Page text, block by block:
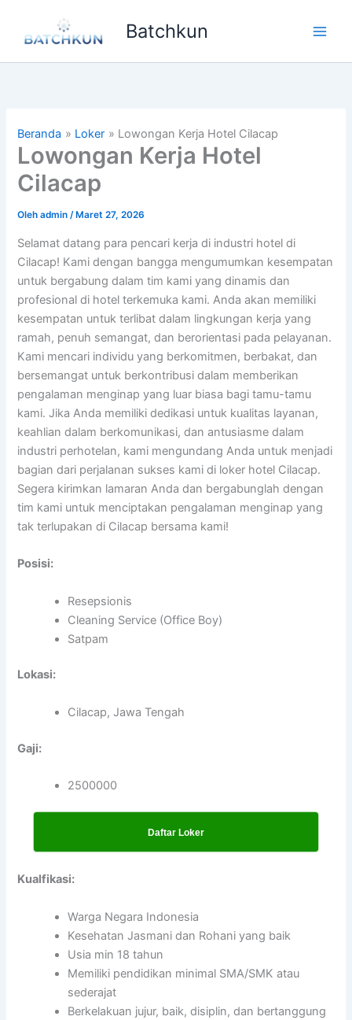
konten
Batchkun
Beranda Loker Lowongan Kerja Hotel Cilacap
Lowongan Kerja Hotel
Cilacap
Olehadmin/ Maret 27, 2026
Selamat datang para pencari kerja di industri hotel di
Cilacap! Kami dengan bangga mengumumkan kesempatan
untuk bergabung dalam tim kami yang dinamis dan
profesional di hotel terkemuka kami. Anda akan memiliki
kesempatan untuk terlibat dalam lingkungan kerja yang
ramah, penuh semangat, dan berorientasi pada pelayanan.
Kami mencari individu yang berkomitmen, berbakat, dan
bersemangat untuk berkontribusi dalam memberikan
pengalaman menginap yang luar biasa bagi tamu-tamu
kami. Jika Anda memiliki dedikasi untuk kualitas layanan,
keahlian dalam berkomunikasi, dan antusiasme dalam
industri perhotelan, kami mengundang Anda untuk menjadi
bagian dari perjalanan sukses kami di loker hotel Cilacap.
Segera kirimkan lamaran Anda dan bergabunglah dengan
tim kami untuk menciptakan pengalaman menginap yang
tak terlupakan di Cilacap bersama kami!
Posisi:
Resepsionis
Cleaning Service (Office Boy)
Satpam
Lokasi:
Cilacap, Jawa Tengah
Gaji:
2500000
Daftar Loker
Kualfikasi:
Warga Negara Indonesia
Kesehatan Jasmani dan Rohani yang baik
Usia min 18 tahun
Memiliki pendidikan minimal SMA/SMK atau
sederajat
Berkelakuan jujur, baik, disiplin, dan bertanggung